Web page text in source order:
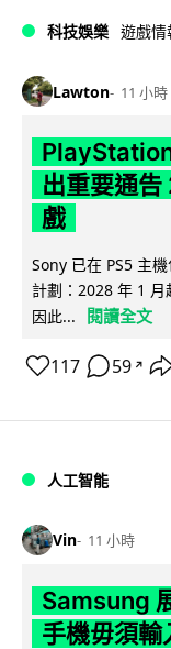
科技娛樂 遊戲情
Lawton 11 小時
出重要通
戲
Sony 已在 PS5 主
計劃：2028 年 1 月
因此...
閱讀全文
117 59 ↗
人工智能
Vin 11 小時
Samsung
手機毋須輸